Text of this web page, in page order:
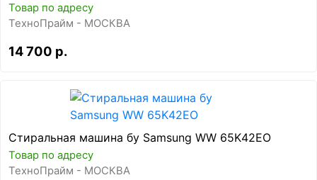
Товар по адресу
ТехноПрайм - МОСКВА
14 700 р.
Стиральная машина бу Samsung WW 65K42EO
Товар по адресу
ТехноПрайм - МОСКВА